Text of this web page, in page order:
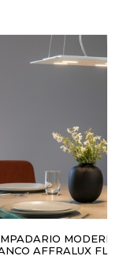
AFFRALUX FLET